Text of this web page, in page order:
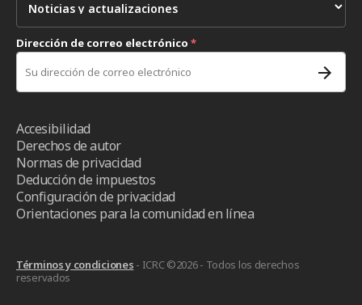
Dirección de correo electrónico *
Accesibilidad
Derechos de autor
Normas de privacidad
Deducción de impuestos
Configuración de privacidad
Orientaciones para la comunidad en línea
Términos y condiciones - ICRC ©2026 - Todos los derechos
reservados